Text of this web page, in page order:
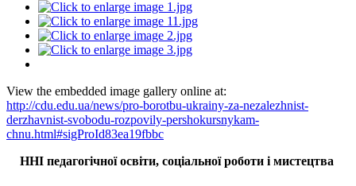
View the embedded image gallery online at:
http://cdu.edu.ua/news/pro-borotbu-ukrainy-za-nezalezhnist-
derzhavnist-svobodu-rozpovily-pershokursnykam-
chnu.html#sigProId83ea19fbbc
ННІ педагогічної освіти, соціальної роботи і мистецтва